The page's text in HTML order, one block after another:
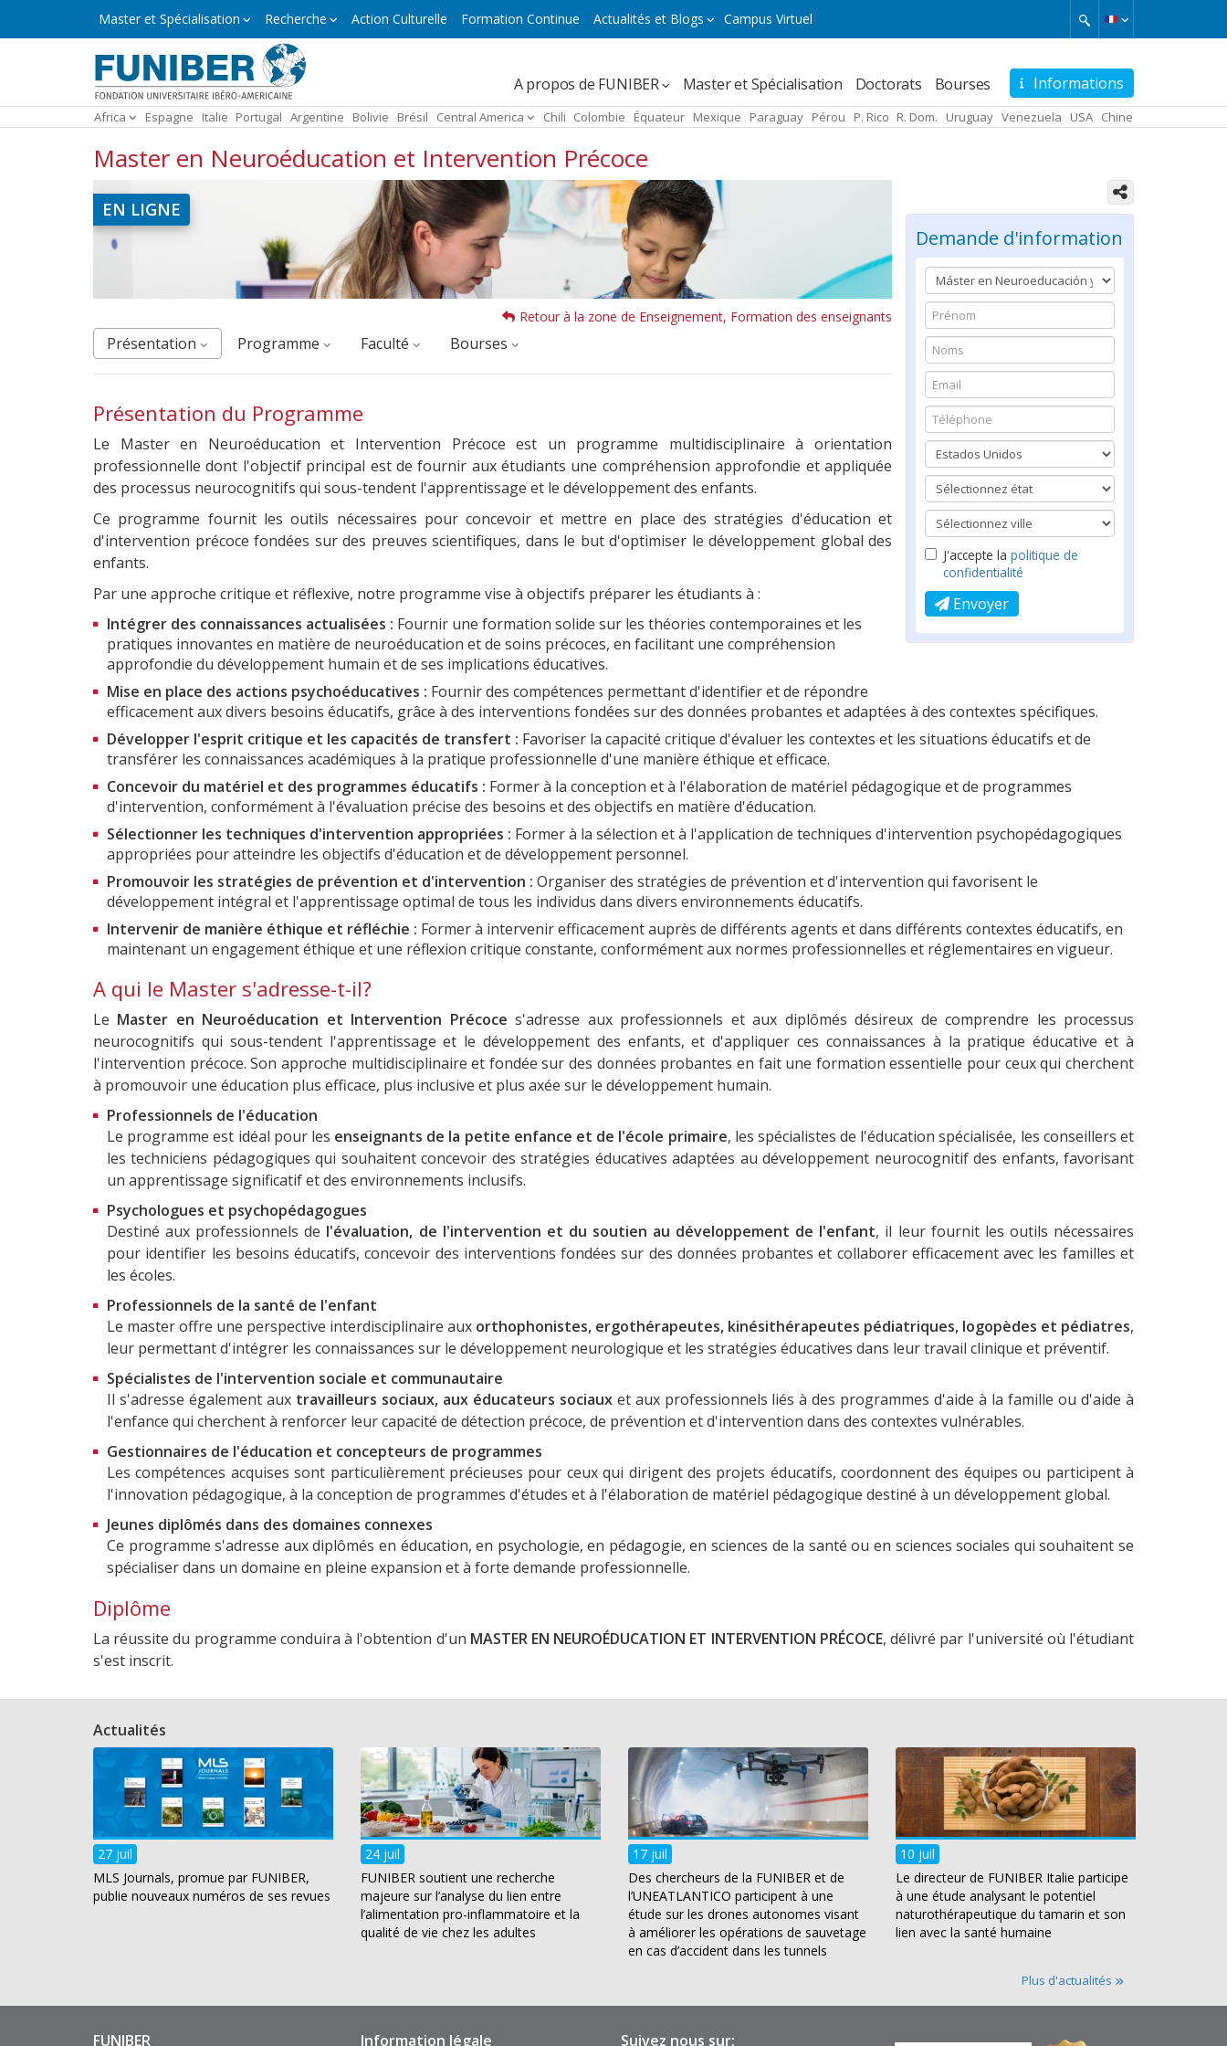
et
Master et Spécialisation Recherche Action Culturelle Formation Continue Actualités et Blogs Campus Virtuel
Informations
Navegación
principal
A propos de FUNIBER Master et Spécialisation Doctorats Bourses
Africa Espagne Italie Portugal Argentine Bolivie Brésil Central America Chili Colombie Équateur Mexique Paraguay Pérou P. Rico R. Dom. Uruguay Venezuela USA Chine
Master en Neuroéducation et Intervention Précoce
Demande d'information
J'accepte la politique de
confidentialité
Envoyer
EN LIGNE
Retour à la zone de Enseignement, Formation des enseignants
Présentation Programme faculté Bourses
Présentation du Programme
Le Master en Neuroéducation et Intervention Précoce est un programme multidisciplinaire à orientation
professionnelle dont l'objectif principal est de fournir aux étudiants une compréhension approfondie et appliquée
des processus neurocognitifs qui sous-tendent l'apprentissage et le développement des enfants.
Ce programme fournit les outils nécessaires pour concevoir et mettre en place des stratégies d'éducation et
d'intervention précoce fondées sur des preuves scientifiques, dans le but d'optimiser le développement global des
enfants.
Par une approche critique et réflexive, notre programme vise à objectifs préparer les étudiants à :
Intégrer des connaissances actualisées : Fournir une formation solide sur les théories contemporaines et les
pratiques innovantes en matière de neuroéducation et de soins précoces, en facilitant une compréhension
approfondie du développement humain et de ses implications éducatives.
Mise en place des actions psychoéducatives : Fournir des compétences permettant d'identifier et de répondre
efficacement aux divers besoins éducatifs, grâce à des interventions fondées sur des données probantes et adaptées à des contextes spécifiques.
Développer l'esprit critique et les capacités de transfert : Favoriser la capacité critique d'évaluer les contextes et les situations éducatifs et de
transférer les connaissances académiques à la pratique professionnelle d'une manière éthique et efficace.
Concevoir du matériel et des programmes éducatifs : Former à la conception et à l'élaboration de matériel pédagogique et de programmes
d'intervention, conformément à l'évaluation précise des besoins et des objectifs en matière d'éducation.
Sélectionner les techniques d'intervention appropriées : Former à la sélection et à l'application de techniques d'intervention psychopédagogiques
appropriées pour atteindre les objectifs d'éducation et de développement personnel.
Promouvoir les stratégies de prévention et d'intervention : Organiser des stratégies de prévention et d'intervention qui favorisent le
développement intégral et l'apprentissage optimal de tous les individus dans divers environnements éducatifs.
Intervenir de manière éthique et réfléchie : Former à intervenir efficacement auprès de différents agents et dans différents contextes éducatifs, en
maintenant un engagement éthique et une réflexion critique constante, conformément aux normes professionnelles et réglementaires en vigueur.
A qui le Master s'adresse-t-il?
Le Master en Neuroéducation et Intervention Précoce s'adresse aux professionnels et aux diplômés désireux de comprendre les processus
neurocognitifs qui sous-tendent l'apprentissage et le développement des enfants, et d'appliquer ces connaissances à la pratique éducative et à
l'intervention précoce. Son approche multidisciplinaire et fondée sur des données probantes en fait une formation essentielle pour ceux qui cherchent
à promouvoir une éducation plus efficace, plus inclusive et plus axée sur le développement humain.
Professionnels de l'éducation
Le programme est idéal pour les enseignants de la petite enfance et de l'école primaire, les spécialistes de l'éducation spécialisée, les conseillers et
les techniciens pédagogiques qui souhaitent concevoir des stratégies éducatives adaptées au développement neurocognitif des enfants, favorisant
un apprentissage significatif et des environnements inclusifs.
Psychologues et psychopédagogues
Destiné aux professionnels de l'évaluation, de l'intervention et du soutien au développement de l'enfant, il leur fournit les outils nécessaires
pour identifier les besoins éducatifs, concevoir des interventions fondées sur des données probantes et collaborer efficacement avec les familles et
les écoles.
Professionnels de la santé de l'enfant
Le master offre une perspective interdisciplinaire aux orthophonistes, ergothérapeutes, kinésithérapeutes pédiatriques, logopèdes et pédiatres,
leur permettant d'intégrer les connaissances sur le développement neurologique et les stratégies éducatives dans leur travail clinique et préventif.
Spécialistes de l'intervention sociale et communautaire
Il s'adresse également aux travailleurs sociaux, aux éducateurs sociauxet aux professionnels liés à des programmes d'aide à la famille ou d'aide à
l'enfance qui cherchent à renforcer leur capacité de détection précoce, de prévention et d'intervention dans des contextes vulnérables.
Gestionnaires de l'éducation et concepteurs de programmes
Les compétences acquises sont particulièrement précieuses pour ceux qui dirigent des projets éducatifs, coordonnent des équipes ou participent à
l'innovation pédagogique, à la conception de programmes d'études et à l'élaboration de matériel pédagogique destiné à un développement global.
Jeunes diplômés dans des domaines connexes
Ce programme s'adresse aux diplômés en éducation, en psychologie, en pédagogie, en sciences de la santé ou en sciences sociales qui souhaitent se
spécialiser dans un domaine en pleine expansion et à forte demande professionnelle.
Diplôme
La réussite du programme conduira à l'obtention d'un MASTER EN NEUROÉDUCATION ET INTERVENTION PRÉCOCE, délivré par l'université où l'étudiant
s'est inscrit.
Actualités
27 juil
MLS Journals, promue par FUNIBER,
publie nouveaux numéros de ses revues
24 juil
FUNIBER soutient une recherche
majeure sur l’analyse du lien entre
l’alimentation pro-inflammatoire et la
qualité de vie chez les adultes
17 juil
Des chercheurs de la FUNIBER et de
l’UNEATLANTICO participent à une
étude sur les drones autonomes visant
à améliorer les opérations de sauvetage
en cas d’accident dans les tunnels
10 juil
Le directeur de FUNIBER Italie participe
à une étude analysant le potentiel
naturothérapeutique du tamarin et son
lien avec la santé humaine
Plus d'actualités
Enlaces
FUNIBER Pie
Information légale Suivez nous sur: